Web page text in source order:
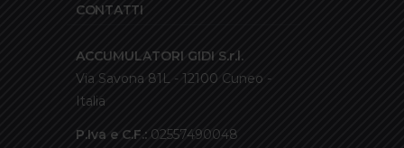
CONTATTI
ACCUMULATORI GIDI S.r.l.
Via Savona 81L - 12100 Cuneo -
Italia
P.Iva e C.F.: 02557490048